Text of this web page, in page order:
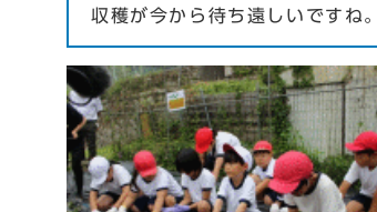
収穫が今から待ち遠しいですね。